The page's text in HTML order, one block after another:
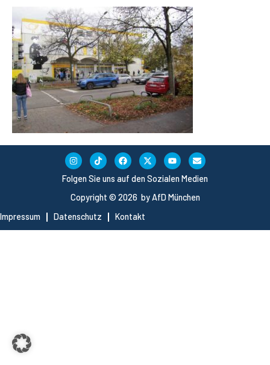
Copyright © 2026 by AfD München
Impressum
Datenschutz Kontakt
Folgen Sie uns auf den Sozialen Medien